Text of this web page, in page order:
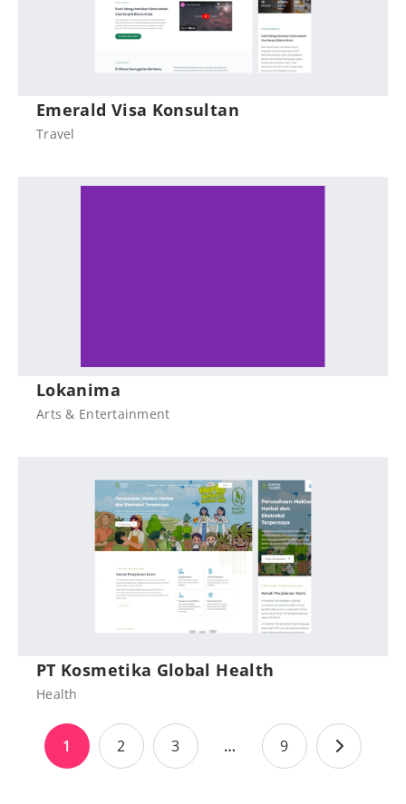
Emerald Visa Konsultan
Travel
Lokanima
Arts & Entertainment
PT Kosmetika Global Health
Health
1 2 3 … 9